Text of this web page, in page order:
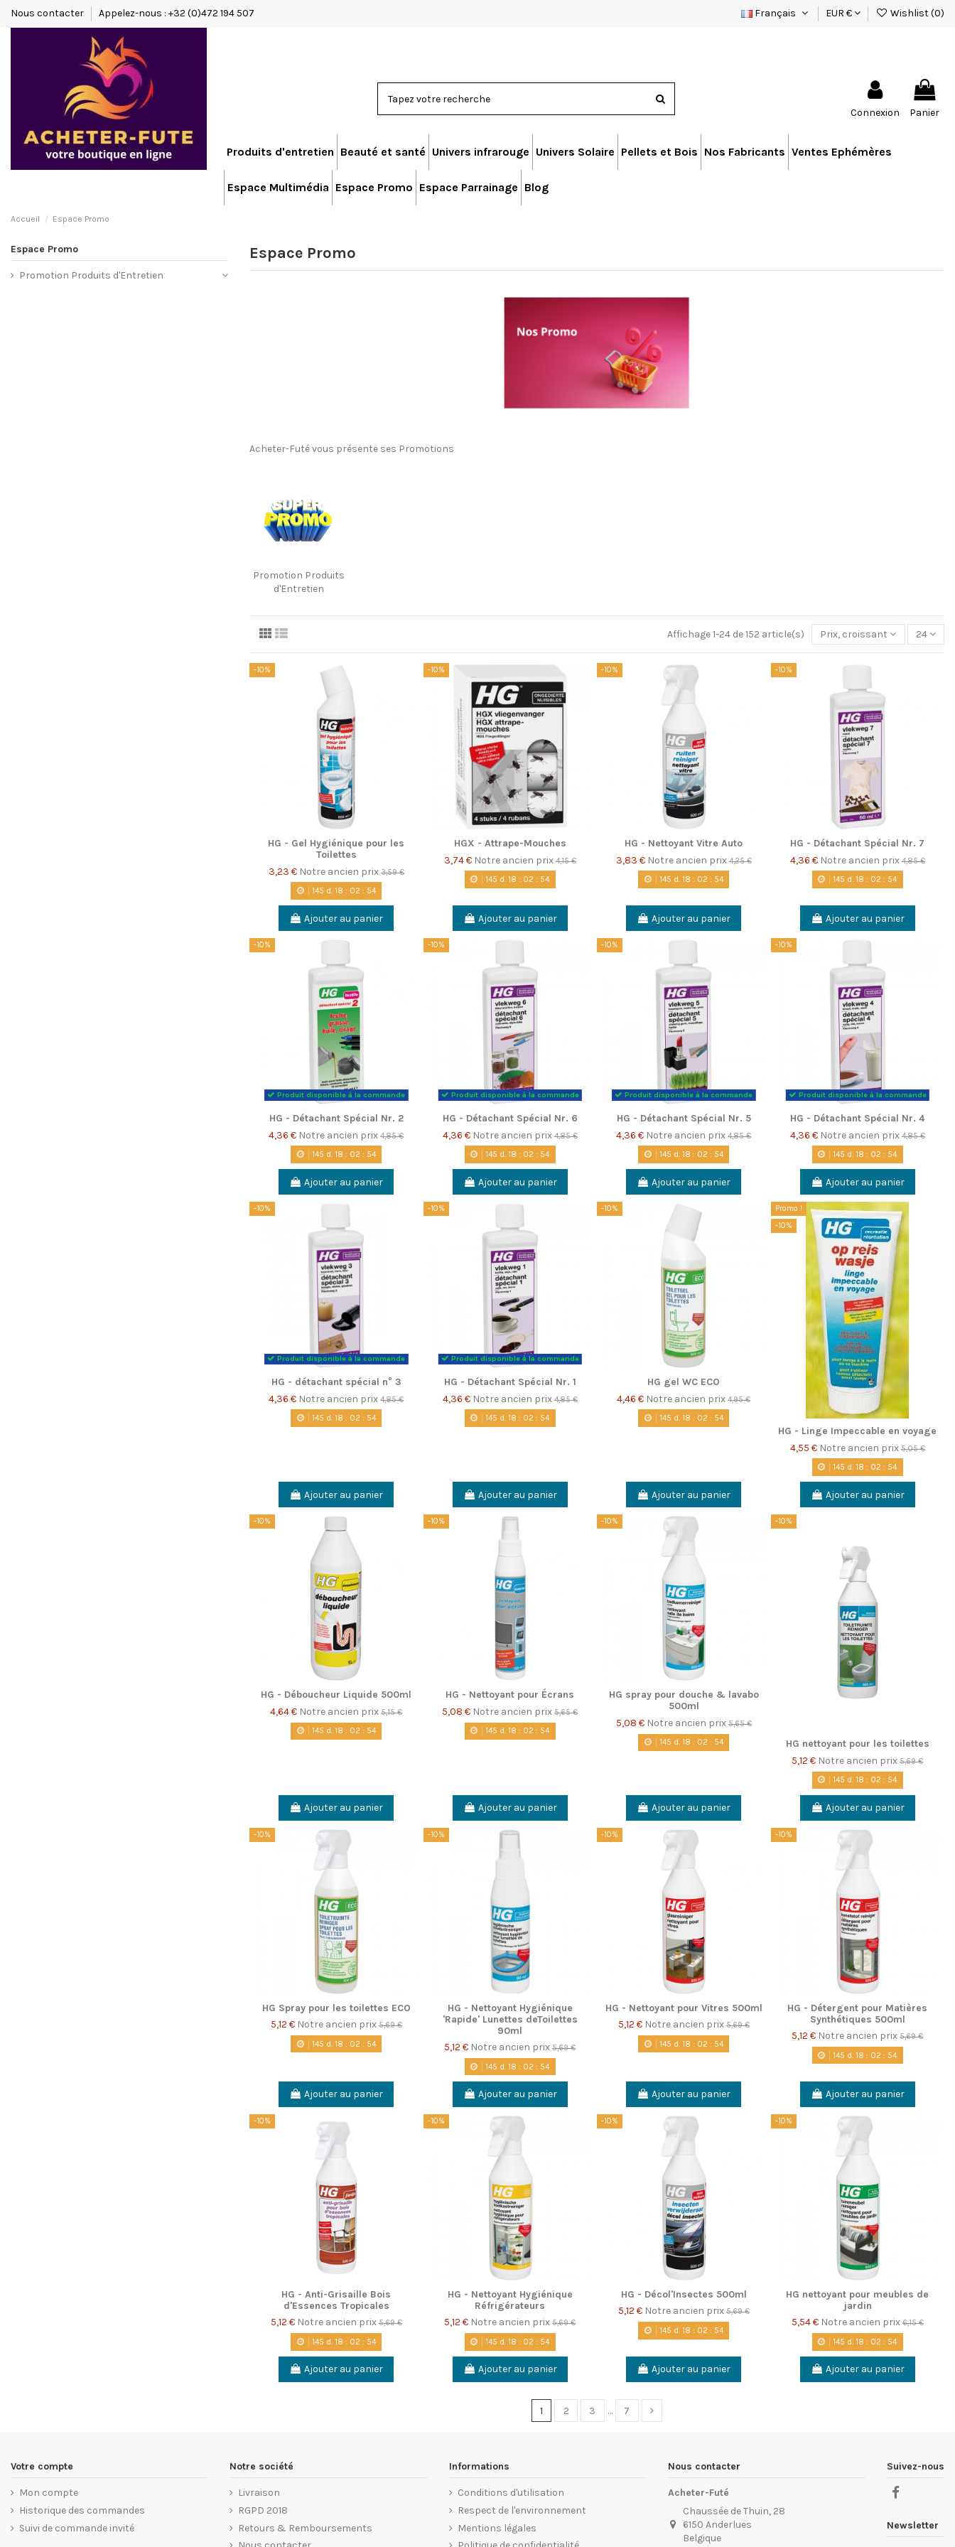
Nous contacter Appelez-nous : +32 (0)472 194 507 Français EUR € Wishlist (0)
Connexion Panier
Produits d'entretien Beauté et santé Univers infrarouge Univers Solaire Pellets et Bois Nos Fabricants Ventes Ephémères
Espace Multimédia Espace Promo Espace Parrainage Blog
Accueil Espace Promo
Espace Promo
Acheter-Futé vous présente ses Promotions
Promotion Produits
d'Entretien
Affichage 1-24 de 152 article(s) Prix, croissant 24
-10%
HG - Gel Hygiénique pour les
Toilettes
3,23 € Notre ancien prix3,59 €
145 d. 18 : 02 : 53
Ajouter au panier
-10%
HGX - Attrape-Mouches
3,74 € Notre ancien prix4,15 €
145 d. 18 : 02 : 53
Ajouter au panier
-10%
HG - Nettoyant Vitre Auto
3,83 € Notre ancien prix4,25 €
145 d. 18 : 02 : 53
Ajouter au panier
-10%
HG - Détachant Spécial Nr. 7
4,36 € Notre ancien prix4,85 €
145 d. 18 : 02 : 53
Ajouter au panier
-10%
Produit disponible à la commande
HG - Détachant Spécial Nr. 2
4,36 € Notre ancien prix4,85 €
145 d. 18 : 02 : 53
Ajouter au panier
-10%
Produit disponible à la commande
HG - Détachant Spécial Nr. 6
4,36 € Notre ancien prix4,85 €
145 d. 18 : 02 : 53
Ajouter au panier
-10%
Produit disponible à la commande
HG - Détachant Spécial Nr. 5
4,36 € Notre ancien prix4,85 €
145 d. 18 : 02 : 53
Ajouter au panier
-10%
Produit disponible à la commande
HG - Détachant Spécial Nr. 4
4,36 € Notre ancien prix4,85 €
145 d. 18 : 02 : 53
Ajouter au panier
-10%
Produit disponible à la commande
HG - détachant spécial n° 3
4,36 € Notre ancien prix4,85 €
145 d. 18 : 02 : 53
Ajouter au panier
-10%
Produit disponible à la commande
HG - Détachant Spécial Nr. 1
4,36 € Notre ancien prix4,85 €
145 d. 18 : 02 : 53
Ajouter au panier
-10%
HG gel WC ECO
4,46 € Notre ancien prix4,95 €
145 d. 18 : 02 : 53
Ajouter au panier
Promo !
-10%
HG - Linge Impeccable en voyage
4,55 € Notre ancien prix5,05 €
145 d. 18 : 02 : 53
Ajouter au panier
-10%
HG - Déboucheur Liquide 500ml
4,64 € Notre ancien prix5,15 €
145 d. 18 : 02 : 53
Ajouter au panier
-10%
HG - Nettoyant pour Écrans
5,08 € Notre ancien prix5,65 €
145 d. 18 : 02 : 53
Ajouter au panier
-10%
HG spray pour douche & lavabo
500ml
5,08 € Notre ancien prix5,65 €
145 d. 18 : 02 : 53
Ajouter au panier
-10%
HG nettoyant pour les toilettes
5,12 € Notre ancien prix5,69 €
145 d. 18 : 02 : 53
Ajouter au panier
-10%
HG Spray pour les toilettes ECO
5,12 € Notre ancien prix5,69 €
145 d. 18 : 02 : 53
Ajouter au panier
-10%
HG - Nettoyant Hygiénique
'Rapide' Lunettes deToilettes
90ml
5,12 € Notre ancien prix5,69 €
145 d. 18 : 02 : 53
Ajouter au panier
-10%
HG - Nettoyant pour Vitres 500ml
5,12 € Notre ancien prix5,69 €
145 d. 18 : 02 : 53
Ajouter au panier
-10%
HG - Détergent pour Matières
Synthétiques 500ml
5,12 € Notre ancien prix5,69 €
145 d. 18 : 02 : 53
Ajouter au panier
-10%
HG - Anti-Grisaille Bois
d'Essences Tropicales
5,12 € Notre ancien prix5,69 €
145 d. 18 : 02 : 53
Ajouter au panier
-10%
HG - Nettoyant Hygiénique
Réfrigérateurs
5,12 € Notre ancien prix5,69 €
145 d. 18 : 02 : 53
Ajouter au panier
-10%
HG - Décol'Insectes 500ml
5,12 € Notre ancien prix5,69 €
145 d. 18 : 02 : 53
Ajouter au panier
-10%
HG nettoyant pour meubles de
jardin
5,54 € Notre ancien prix6,15 €
145 d. 18 : 02 : 53
Ajouter au panier
1 2 3 … 7
Espace Promo
Promotion Produits d'Entretien
Votre compte
Mon compte
Historique des commandes
Suivi de commande invité
Notre société
Livraison
RGPD 2018
Retours & Remboursements
Informations
Conditions d'utilisation
Respect de l'environnement
Mentions légales
Nous contacter
Acheter-Futé
Chaussée de Thuin, 28
6150 Anderlues
Belgique
Suivez-nous
Newsletter